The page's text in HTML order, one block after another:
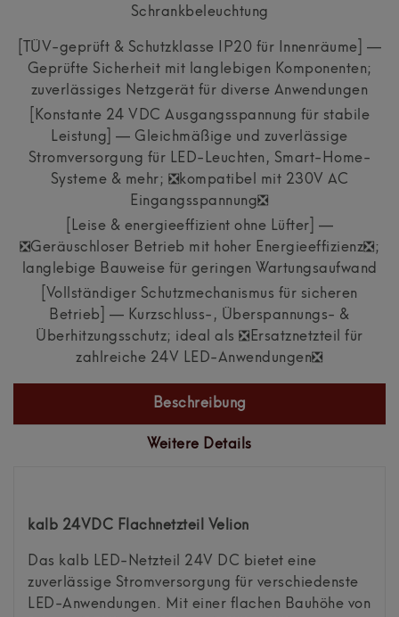
Schrankbeleuchtung
[TÜV-geprüft & Schutzklasse IP20 für Innenräume] —
Geprüfte Sicherheit mit langlebigen Komponenten;
zuverlässiges Netzgerät für diverse Anwendungen
[Konstante 24 VDC Ausgangsspannung für stabile
Leistung] — Gleichmäßige und zuverlässige
Stromversorgung für LED-Leuchten, Smart-Home-
Systeme & mehr; ❎kompatibel mit 230V AC
Eingangsspannung❎
[Leise & energieeffizient ohne Lüfter] —
❎Geräuschloser Betrieb mit hoher Energieeffizienz❎;
langlebige Bauweise für geringen Wartungsaufwand
[Vollständiger Schutzmechanismus für sicheren
Betrieb] — Kurzschluss-, Überspannungs- &
Überhitzungsschutz; ideal als ❎Ersatznetzteil für
zahlreiche 24V LED-Anwendungen❎
Beschreibung
Weitere Details
kalb 24VDC Flachnetzteil Velion
Das kalb LED-Netzteil 24V DC bietet eine
zuverlässige Stromversorgung für verschiedenste
LED-Anwendungen. Mit einer flachen Bauhöhe von